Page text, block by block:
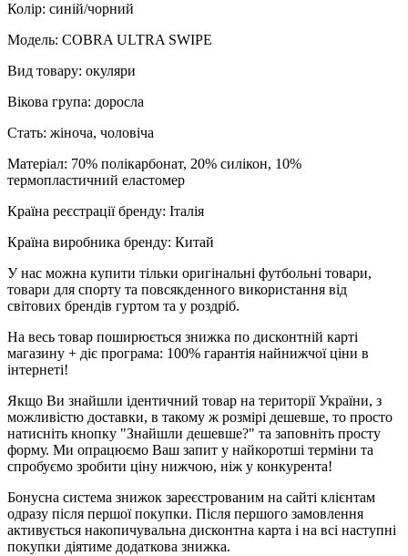
Колір: синій/чорний
Модель: COBRA ULTRA SWIPE
Вид товару: окуляри
Вікова група: доросла
Стать: жіноча, чоловіча
Матеріал: 70% полікарбонат, 20% силікон, 10%
термопластичний еластомер
Країна реєстрації бренду: Італія
Країна виробника бренду: Китай
У нас можна купити тільки оригінальні футбольні товари,
товари для спорту та повсякденного використання від
світових брендів гуртом та у роздріб.
На весь товар поширюється знижка по дисконтній карті
магазину + діє програма: 100% гарантія найнижчої ціни в
інтернеті!
Якщо Ви знайшли ідентичний товар на території України, з
можливістю доставки, в такому ж розмірі дешевше, то просто
натисніть кнопку "Знайшли дешевше?" та заповніть просту
форму. Ми опрацюємо Ваш запит у найкоротші терміни та
спробуємо зробити ціну нижчою, ніж у конкурента!
Бонусна система знижок зареєстрованим на сайті клієнтам
одразу після першої покупки. Після першого замовлення
активується накопичувальна дисконтна карта і на всі наступні
покупки діятиме додаткова знижка.